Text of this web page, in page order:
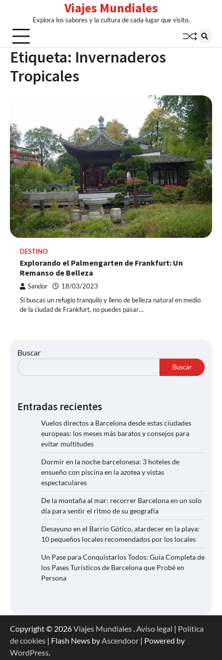
content
Viajes Mundiales
Explora los sabores y la cultura de cada lugar que visito.
Etiqueta: Invernaderos
Tropicales
DESTINO
Explorando el Palmengarten de Frankfurt: Un
Remanso de Belleza
Sandor 18/03/2023
Si buscas un refugio tranquilo y lleno de belleza natural en medio
de la ciudad de Frankfurt, no puedes pasar…
Buscar
Buscar
Entradas recientes
Vuelos directos a Barcelona desde estas ciudades
europeas: los meses más baratos y consejos para
evitar multitudes
Dormir en la noche barcelonesa: 3 hoteles de
ensueño con piscina en la azotea y vistas
espectaculares
De la montaña al mar: recorrer Barcelona en un solo
día para sentir el ritmo de su geografía
Desayuno en el Barrio Gótico, atardecer en la playa:
10 pequeños locales recomendados por los locales
Un Pase para Conquistarlos Todos: Guía Completa de
los Pases Turísticos de Barcelona que Probé en
Persona
Copyright © 2026Viajes Mundiales.Aviso legal | Política
de cookies | Flash News byAscendoor | Powered by
WordPress.